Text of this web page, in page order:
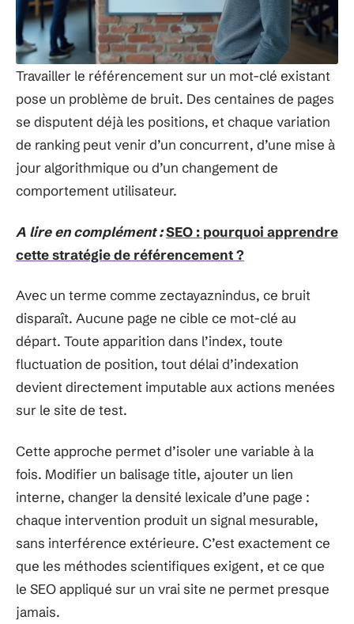
Travailler le référencement sur un mot-clé existant
pose un problème de bruit. Des centaines de pages
se disputent déjà les positions, et chaque variation
de ranking peut venir d’un concurrent, d’une mise à
jour algorithmique ou d’un changement de
comportement utilisateur.
A lire en complément :SEO : pourquoi apprendre
cette stratégie de référencement ?
Avec un terme comme zectayaznindus, ce bruit
disparaît. Aucune page ne cible ce mot-clé au
départ. Toute apparition dans l’index, toute
fluctuation de position, tout délai d’indexation
devient directement imputable aux actions menées
sur le site de test.
Cette approche permet d’isoler une variable à la
fois. Modifier un balisage title, ajouter un lien
interne, changer la densité lexicale d’une page :
chaque intervention produit un signal mesurable,
sans interférence extérieure. C’est exactement ce
que les méthodes scientifiques exigent, et ce que
le SEO appliqué sur un vrai site ne permet presque
jamais.